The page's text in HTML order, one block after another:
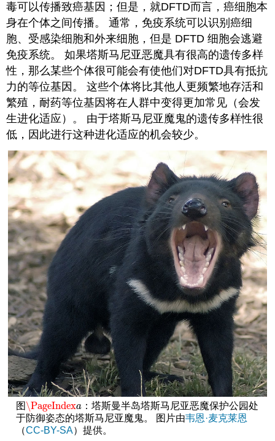
毒可以传播致癌基因；但是，就DFTD而言，癌细胞本
身在个体之间传播。 通常，免疫系统可以识别癌细
胞、受感染细胞和外来细胞，但是 DFTD 细胞会逃避
免疫系统。 如果塔斯马尼亚恶魔具有很高的遗传多样
性，那么某些个体很可能会有使他们对DFTD具有抵抗
力的等位基因。 这些个体将比其他人更频繁地存活和
繁殖，耐药等位基因将在人群中变得更加常见（会发
生进化适应）。 由于塔斯马尼亚魔鬼的遗传多样性很
低，因此进行这种进化适应的机会较少。
图\PageIndexa
\PageIndexa ：塔斯曼半岛塔斯马尼亚恶魔保护公园处
于防御姿态的塔斯马尼亚魔鬼。
图片由韦恩·麦克莱恩
（CC-BY-SA）提供。